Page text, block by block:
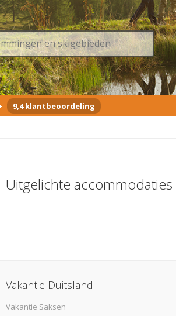
9,4 klantbeoordeling
Uitgelichte accommodaties
Vakantie Duitsland
Vakantie Saksen